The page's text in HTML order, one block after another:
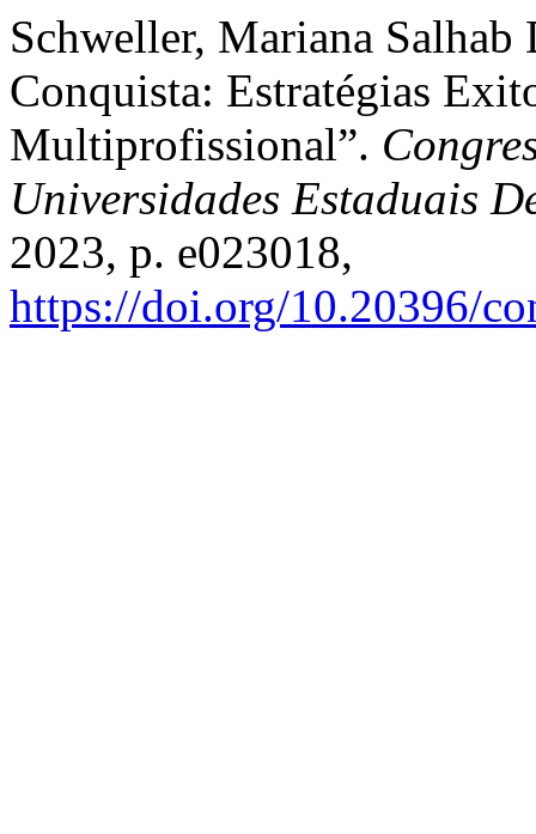
Schweller, Mariana
Conquista: Estratégias
Multiprofissional”.
Universidades Estaduais
2023, p. e023018,
https://doi.org/10.20396/